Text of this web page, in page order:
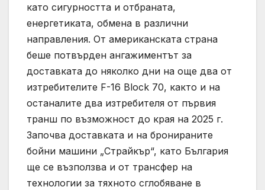
като сигурността и отбраната,
енергетиката, обмена в различни
направления. От американската страна
беше потвърден ангажиментът за
доставката до няколко дни на още два от
изтребителите F-16 Block 70, както и на
останалите два изтребителя от първия
транш по възможност до края на 2025 г.
Започва доставката и на бронираните
бойни машини „Страйкър“, като България
ще се възползва и от трансфер на
технологии за тяхното сглобяване в